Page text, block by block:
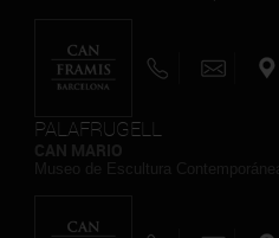
PALAFRUGELL